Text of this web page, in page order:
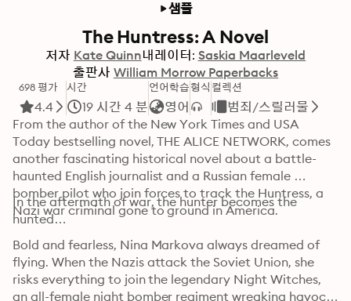
샘플
The Huntress: A Novel
저자 Kate Quinn내레이터: Saskia Maarleveld
출판사 William Morrow Paperbacks
698 평가
4.4
시간
19 시간 4 분
언어학습
영어
형식 컬렉션
범죄/스릴러물
From the author of the New York Times and USA
Today bestselling novel, THE ALICE NETWORK, comes
another fascinating historical novel about a battle-
haunted English journalist and a Russian female
bomber pilot who join forces to track the Huntress, a
Nazi war criminal gone to ground in America.
In the aftermath of war, the hunter becomes the
hunted…
Bold and fearless, Nina Markova always dreamed of
flying. When the Nazis attack the Soviet Union, she
risks everything to join the legendary Night Witches,
an all-female night bomber regiment wreaking havoc